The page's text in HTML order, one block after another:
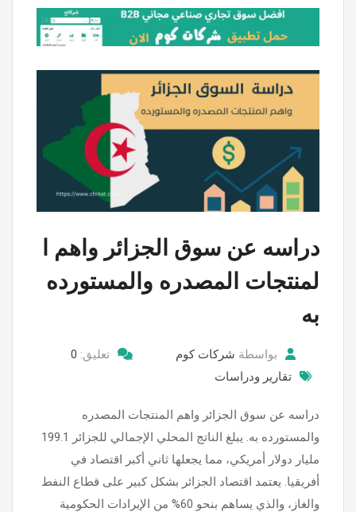
دراسه عن سوق الجزائر واهم ا
لمنتجات المصدره والمستورده
به
بواسطة شركات كوم تعليق: 0
تقارير ودراسات
دراسه عن سوق الجزائر واهم المنتجات المصدره
والمستورده به. يبلغ الناتج المحلي الإجمالي للجزائر 199.1
مليار دولار أمريكي، مما يجعلها ثاني أكبر اقتصاد في
أفريقيا. يعتمد اقتصاد الجزائر بشكل كبير على قطاع النفط
والغاز، والذي يساهم بنحو 60% من الإيرادات الحكومية